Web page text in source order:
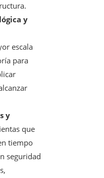
y
escala
para
y
que
tiempo
seguridad